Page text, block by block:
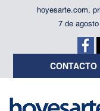
hoyesarte.com,
7 de
CONTACTO